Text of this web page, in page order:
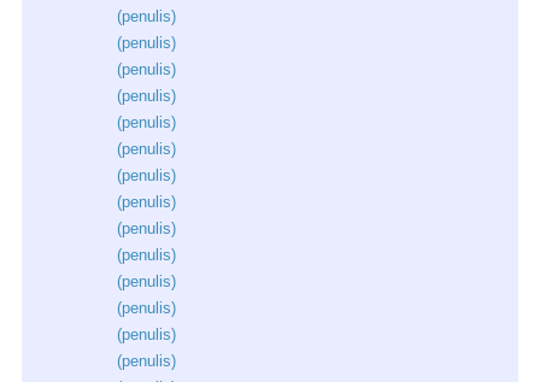
(penulis)
(penulis)
(penulis)
(penulis)
(penulis)
(penulis)
(penulis)
(penulis)
(penulis)
(penulis)
(penulis)
(penulis)
(penulis)
(penulis)